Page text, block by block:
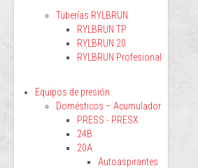
Tuberías RYLBRUN
RYLBRUN TP
RYLBRUN 20
RYLBRUN Profesional
Equipos de presión
Domésticos – Acumulador
PRESS - PRESX
24B
20A
Autoaspirantes